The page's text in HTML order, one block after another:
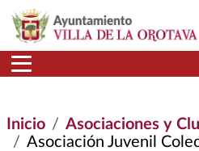
Pasar al contenido principal
Inicio
Asociaciones y
Asociación Juvenil